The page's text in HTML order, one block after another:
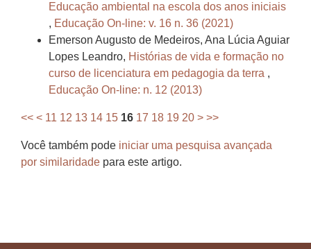
Educação ambiental na escola dos anos iniciais
, Educação On-line: v. 16 n. 36 (2021)
Emerson Augusto de Medeiros, Ana Lúcia Aguiar
Lopes Leandro, Histórias de vida e formação no
curso de licenciatura em pedagogia da terra ,
Educação On-line: n. 12 (2013)
<< < 11 12 13 14 15 16 17 18 19 20 > >>
Você também pode iniciar uma pesquisa avançada
por similaridade para este artigo.